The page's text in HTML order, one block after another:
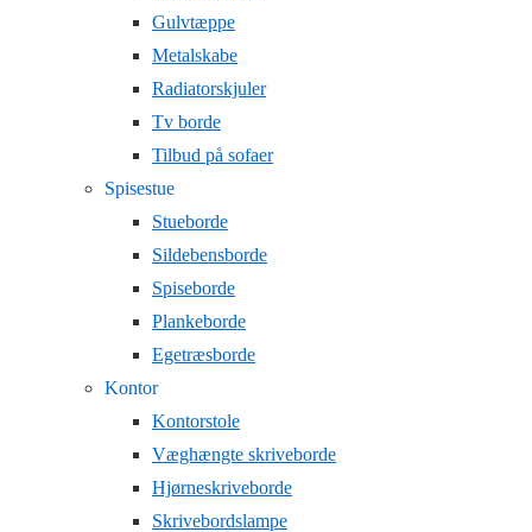
Gulvtæppe
Metalskabe
Radiatorskjuler
Tv borde
Tilbud på sofaer
Spisestue
Stueborde
Sildebensborde
Spiseborde
Plankeborde
Egetræsborde
Kontor
Kontorstole
Væghængte skriveborde
Hjørneskriveborde
Skrivebordslampe